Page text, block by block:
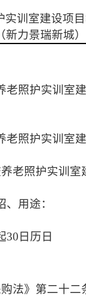
训室建设项
新力景瑞新城
老照护实训室
老照护实训室
老照护实训
用途：
30日历日
法》第二十二